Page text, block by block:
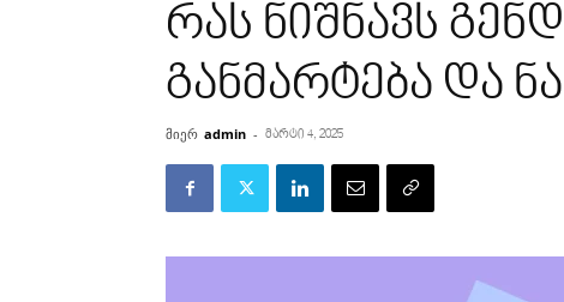
რას ნიშნავს
განმარტება და
მიერ admin - მარტი 4, 2025